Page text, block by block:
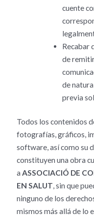
cuente
Recabar
de
de
previa
Todos los contenidos
fotografías, gráficos,
software, así como su
constituyen una obra
a ASSOCIACIÓ DE
EN SALUT, sin que
ninguno de los
mismos más allá de lo